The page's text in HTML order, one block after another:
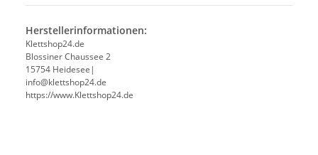
Herstellerinformationen:
Klettshop24.de
Blossiner Chaussee 2
15754 Heidesee|
info@klettshop24.de
https://www.Klettshop24.de